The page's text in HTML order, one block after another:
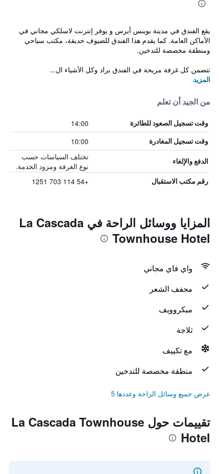
يقع الفندق في مدينة بوينس أيرس و يوفر إنترنت لاسلكي مجاني في
الأماكن العامة. كما يقدم هذا الفندق للضيوف حديقة، مكتب سياحي
ومنطقة مخصصة للتدخين.
تتضمن كل غرفة مريحة في الفندق براد وكل الأشياء ال...
المزيد
من الجيد أن تعلم
وقت تسجيل الصعود للطائرة 14:00
وقت تسجيل المغادرة 10:00
الدفع والإلغاء
تختلف السياسات حسب
نوع الغرفة ومزود الخدمة.
رقم مكتب الاستقبال +54 114 703 1251
المزايا ووسائل الراحة في La Cascada
Townhouse Hotel
واي فاي مجاني
مجفف الشعر
ميكروويف
ثلاجة
مع تكييف
منطقة مخصصة للتدخين
عرض جميع وسائل الراحة وعددها 5
تقييمات حول La Cascada Townhouse
Hotel